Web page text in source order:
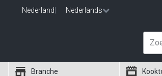
Nederland Nederlands
Branche